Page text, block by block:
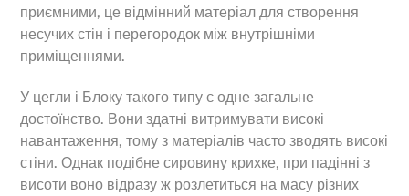
приємними, це відмінний матеріал для створення
несучих стін і перегородок між внутрішніми
приміщеннями.
У цегли і Блоку такого типу є одне загальне
достоїнство. Вони здатні витримувати високі
навантаження, тому з матеріалів часто зводять високі
стіни. Однак подібне сировину крихке, при падінні з
висоти воно відразу ж розлетиться на масу різних